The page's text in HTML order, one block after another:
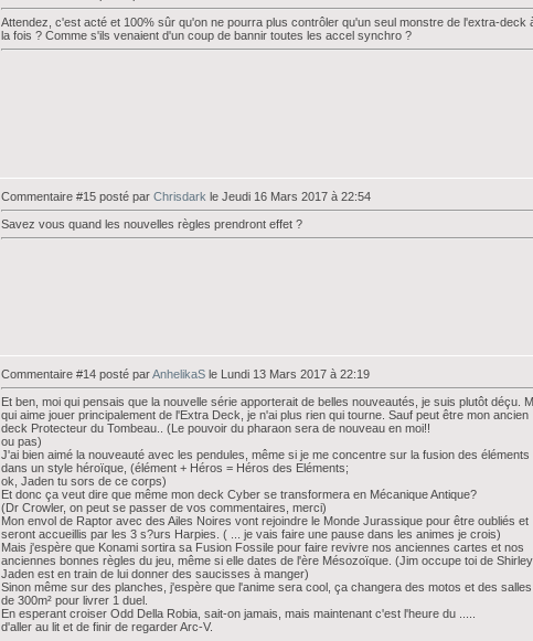
Attendez, c'est acté et 100% sûr qu'on ne pourra plus contrôler qu'un seul monstre de l'extra-deck
la fois ? Comme s'ils venaient d'un coup de bannir toutes les accel synchro ?
Commentaire #15 posté par Chrisdark le Jeudi 16 Mars 2017 à 22:54
Savez vous quand les nouvelles règles prendront effet ?
Commentaire #14 posté parAnhelikaS le Lundi 13 Mars 2017 à 22:19
Et ben, moi qui pensais que la nouvelle série apporterait de belles nouveautés, je suis plutôt déçu.
qui aime jouer principalement de l'Extra Deck, je n'ai plus rien qui tourne. Sauf peut être mon ancien
deck Protecteur du Tombeau.. (Le pouvoir du pharaon sera de nouveau en moi!!
ou pas)
J'ai bien aimé la nouveauté avec les pendules, même si je me concentre sur la fusion des éléments
dans un style héroïque, (élément + Héros = Héros des Eléments;
ok, Jaden tu sors de ce corps)
Et donc ça veut dire que même mon deck Cyber se transformera en Mécanique Antique?
(Dr Crowler, on peut se passer de vos commentaires, merci)
Mon envol de Raptor avec des Ailes Noires vont rejoindre le Monde Jurassique pour être oubliés et
seront accueillis par les 3 s?urs Harpies. ( ... je vais faire une pause dans les animes je crois)
Mais j'espère que Konami sortira sa Fusion Fossile pour faire revivre nos anciennes cartes et nos
anciennes bonnes règles du jeu, même si elle dates de l'ère Mésozoïque. (Jim occupe toi de
Jaden est en train de lui donner des saucisses à manger)
Sinon même sur des planches, j'espère que l'anime sera cool, ça changera des motos et des salles
de 300m² pour livrer 1 duel.
En esperant croiser Odd Della Robia, sait-on jamais, mais maintenant c'est l'heure du .....
d'aller au lit et de finir de regarder Arc-V.